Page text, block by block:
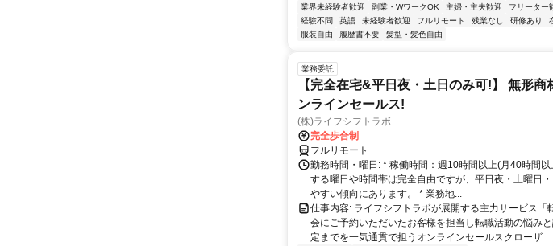
業界未経験者歓迎 副業・WワークOK 主婦・主夫歓迎 フリーター
経験不問
英語 未経験者歓迎 フルリモート 残業なし 研修あり
服装自由
履歴書不要 髪型・髪色自由
業務委託
【完全在宅&平日夜・土日のみ可!】 無形
ンラインセールス!
(株)ライフシフトラボ
完全歩合制
フルリモート
勤務時間・曜日: * 稼働時間：週10時間以上(月40時間
する曜日や時間帯は完全自由ですが、平日夜・土曜日
やすい傾向にあります。 * 業務地...
仕事内容: ライフシフトラボが展開する主力サービス「
会にご予約いただいたお客様を担当し転職活動の悩み
定までを一気通貫で担うオンラインセールスクローザ...